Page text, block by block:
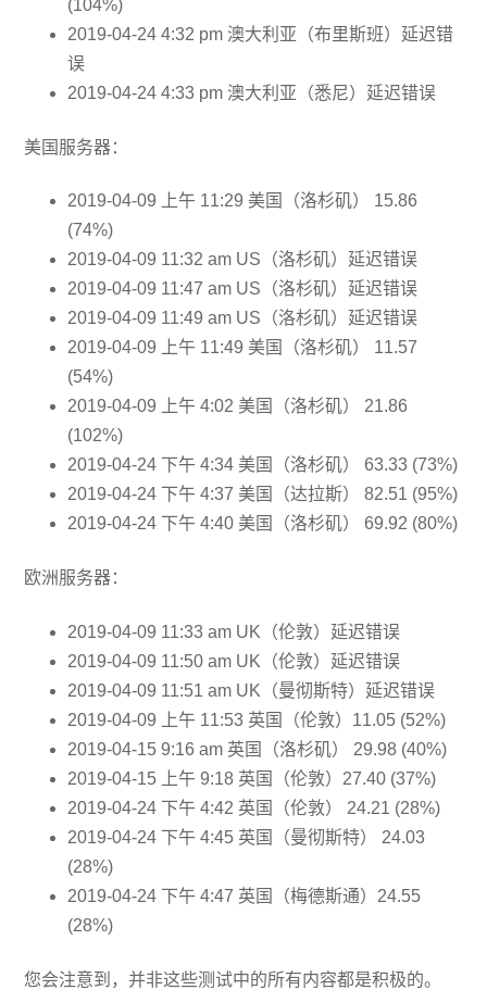
(104%)
2019-04-24 4:32 pm 澳大利亚（布里斯班）延迟错
误
2019-04-24 4:33 pm 澳大利亚（悉尼）延迟错误
美国服务器：
2019-04-09 上午 11:29 美国（洛杉矶） 15.86
(74%)
2019-04-09 11:32 am US（洛杉矶）延迟错误
2019-04-09 11:47 am US（洛杉矶）延迟错误
2019-04-09 11:49 am US（洛杉矶）延迟错误
2019-04-09 上午 11:49 美国（洛杉矶） 11.57
(54%)
2019-04-09 上午 4:02 美国（洛杉矶） 21.86
(102%)
2019-04-24 下午 4:34 美国（洛杉矶） 63.33 (73%)
2019-04-24 下午 4:37 美国（达拉斯） 82.51 (95%)
2019-04-24 下午 4:40 美国（洛杉矶） 69.92 (80%)
欧洲服务器：
2019-04-09 11:33 am UK（伦敦）延迟错误
2019-04-09 11:50 am UK（伦敦）延迟错误
2019-04-09 11:51 am UK（曼彻斯特）延迟错误
2019-04-09 上午 11:53 英国（伦敦）11.05 (52%)
2019-04-15 9:16 am 英国（洛杉矶） 29.98 (40%)
2019-04-15 上午 9:18 英国（伦敦）27.40 (37%)
2019-04-24 下午 4:42 英国（伦敦） 24.21 (28%)
2019-04-24 下午 4:45 英国（曼彻斯特） 24.03
(28%)
2019-04-24 下午 4:47 英国（梅德斯通）24.55
(28%)
您会注意到，并非这些测试中的所有内容都是积极的。